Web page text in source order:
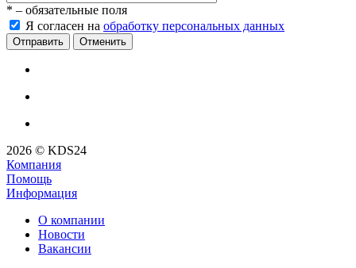
* – обязательные поля
Я согласен на обработку персональных данных
Отменить
2026 © KDS24
Компания
Помощь
Информация
О компании
Новости
Вакансии